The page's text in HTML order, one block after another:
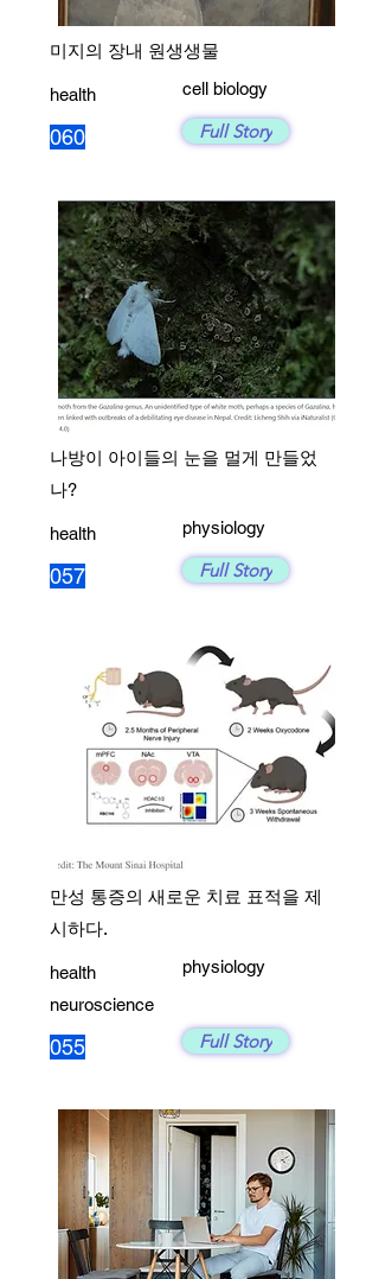
미지의 장내 원생생물
health
060
cell biology
Full Story
나방이 아이들의 눈을 멀게 만들었
나?
health
057
physiology
Full Story
만성 통증의 새로운 치료 표적을 제
시하다.
health
neuroscience
055
physiology
Full Story